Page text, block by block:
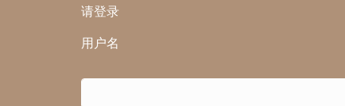
请登录
用户名